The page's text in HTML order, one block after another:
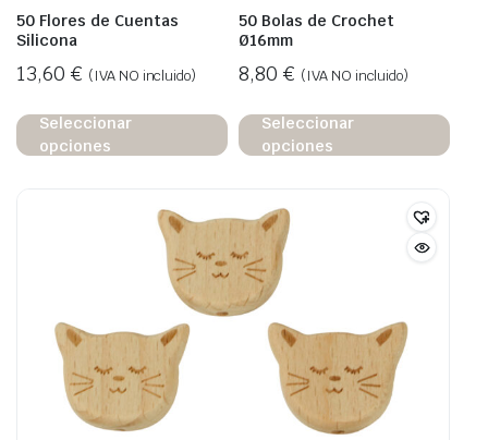
50 Flores de Cuentas
Silicona
13,60 € (IVA NO incluido)
Seleccionar
opciones
50 Bolas de Crochet
Ø16mm
8,80 € (IVA NO incluido)
Seleccionar
opciones